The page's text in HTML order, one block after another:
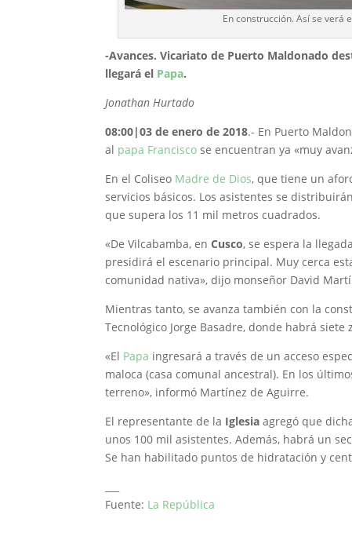
En construcción. Así se verá
-Avances. Vicariato de Puerto Maldonado
llegará el Papa.
Jonathan Hurtado
08:00|03 de enero de 2018.- En Puerto
al papa Francisco se encuentran ya «muy
En el Coliseo Madre de Dios, que tiene un
servicios básicos. Los asistentes se
que supera los 11 mil metros cuadrados.
«De Vilcabamba, enCusco, se espera la
presidirá el escenario principal. Muy cerca
comunidad nativa», dijo monseñor David
Mientras tanto, se avanza también con la
Tecnológico Jorge Basadre, donde habrá
«El Papa ingresará a través de un acceso
maloca (casa comunal ancestral). En los
terreno», informó Martínez de Aguirre.
El representante de la Iglesia agregó que
unos 100 mil asistentes. Además, habrá un
Se han habilitado puntos de hidratación y
Fuente: La República